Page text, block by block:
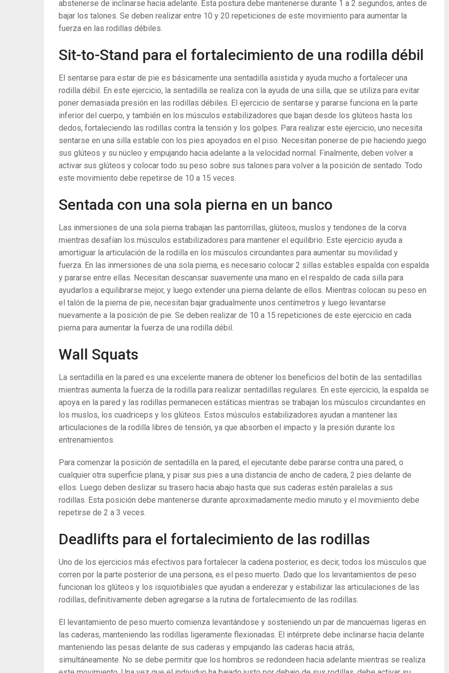
abstenerse de inclinarse hacia adelante. Esta postura debe mantenerse durante 1 a 2 segundos, antes de
bajar los talones. Se deben realizar entre 10 y 20 repeticiones de este movimiento para aumentar la
fuerza en las rodillas débiles.
Sit-to-Stand para el fortalecimiento de una rodilla débil
El sentarse para estar de pie es básicamente una sentadilla asistida y ayuda mucho a fortalecer una
rodilla débil. En este ejercicio, la sentadilla se realiza con la ayuda de una silla, que se utiliza para evitar
poner demasiada presión en las rodillas débiles. El ejercicio de sentarse y pararse funciona en la parte
inferior del cuerpo, y también en los músculos estabilizadores que bajan desde los glúteos hasta los
dedos, fortaleciendo las rodillas contra la tensión y los golpes. Para realizar este ejercicio, uno necesita
sentarse en una silla estable con los pies apoyados en el piso. Necesitan ponerse de pie haciendo juego
sus glúteos y su núcleo y empujando hacia adelante a la velocidad normal. Finalmente, deben volver a
activar sus glúteos y colocar todo su peso sobre sus talones para volver a la posición de sentado. Todo
este movimiento debe repetirse de 10 a 15 veces.
Sentada con una sola pierna en un banco
Las inmersiones de una sola pierna trabajan las pantorrillas, glúteos, muslos y tendones de la corva
mientras desafían los músculos estabilizadores para mantener el equilibrio. Este ejercicio ayuda a
amortiguar la articulación de la rodilla en los músculos circundantes para aumentar su movilidad y
fuerza. En las inmersiones de una sola pierna, es necesario colocar 2 sillas estables espalda con espalda
y pararse entre ellas. Necesitan descansar suavemente una mano en el respaldo de cada silla para
ayudarlos a equilibrarse mejor, y luego extender una pierna delante de ellos. Mientras colocan su peso en
el talón de la pierna de pie, necesitan bajar gradualmente unos centímetros y luego levantarse
nuevamente a la posición de pie. Se deben realizar de 10 a 15 repeticiones de este ejercicio en cada
pierna para aumentar la fuerza de una rodilla débil.
Wall Squats
La sentadilla en la pared es una excelente manera de obtener los beneficios del botín de las sentadillas
mientras aumenta la fuerza de la rodilla para realizar sentadillas regulares. En este ejercicio, la espalda se
apoya en la pared y las rodillas permanecen estáticas mientras se trabajan los músculos circundantes en
los muslos, los cuadriceps y los glúteos. Estos músculos estabilizadores ayudan a mantener las
articulaciones de la rodilla libres de tensión, ya que absorben el impacto y la presión durante los
entrenamientos.
Para comenzar la posición de sentadilla en la pared, el ejecutante debe pararse contra una pared, o
cualquier otra superficie plana, y pisar sus pies a una distancia de ancho de cadera, 2 pies delante de
ellos. Luego deben deslizar su trasero hacia abajo hasta que sus caderas estén paralelas a sus
rodillas. Esta posición debe mantenerse durante aproximadamente medio minuto y el movimiento debe
repetirse de 2 a 3 veces.
Deadlifts para el fortalecimiento de las rodillas
Uno de los ejercicios más efectivos para fortalecer la cadena posterior, es decir, todos los músculos que
corren por la parte posterior de una persona, es el peso muerto. Dado que los levantamientos de peso
funcionan los glúteos y los isquiotibiales que ayudan a enderezar y estabilizar las articulaciones de las
rodillas, definitivamente deben agregarse a la rutina de fortalecimiento de las rodillas.
El levantamiento de peso muerto comienza levantándose y sosteniendo un par de mancuernas ligeras en
las caderas, manteniendo las rodillas ligeramente flexionadas. El intérprete debe inclinarse hacia delante
manteniendo las pesas delante de sus caderas y empujando las caderas hacia atrás,
simultáneamente. No se debe permitir que los hombros se redondeen hacia adelante mientras se realiza